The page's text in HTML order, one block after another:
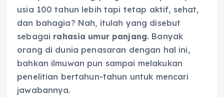
usia 100 tahun lebih tapi tetap aktif, sehat,
dan bahagia? Nah, itulah yang disebut
sebagai rahasia umur panjang. Banyak
orang di dunia penasaran dengan hal ini,
bahkan ilmuwan pun sampai melakukan
penelitian bertahun-tahun untuk mencari
jawabannya.